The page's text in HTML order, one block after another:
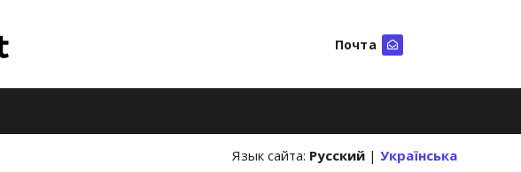
Почта
Язык сайта: Русский | Українська